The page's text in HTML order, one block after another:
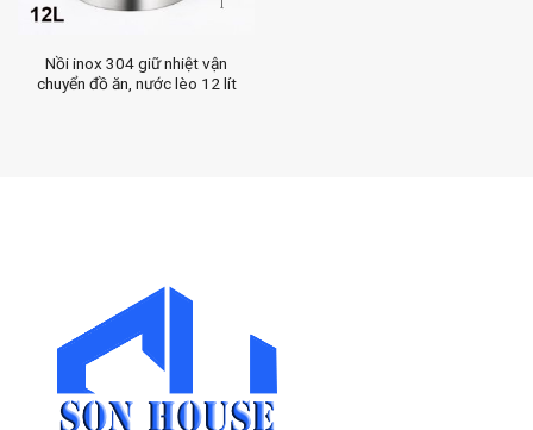
Nồi inox 304 giữ nhiệt vận
chuyển đồ ăn, nước lèo 12 lít